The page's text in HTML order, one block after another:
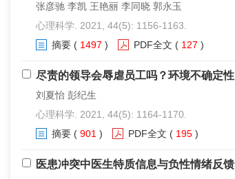
张彦驰 李凯 王艳丽 李同晓 郭永玉
心理科学. 2021, 44(5): 1156-1163.
摘要 ( 1497 ) PDF全文 ( 127 )
尽责的领导会辱虐员工吗？环境不确定
刘夏怡 彭纪生
心理科学. 2021, 44(5): 1164-1170.
摘要 ( 901 ) PDF全文 ( 195 )
医患冲突中医生特质信息与负性情绪反